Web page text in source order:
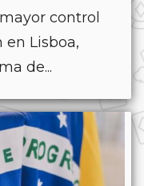
control
en Lisboa,
de...